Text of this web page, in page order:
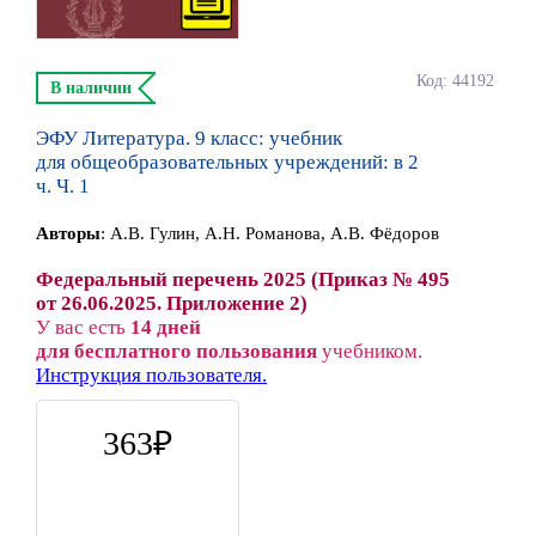
Код: 44192
В наличии
ЭФУ Литература. 9 класс: учебник
для общеобразовательных учреждений: в 2
ч. Ч. 1
Авторы: А.В. Гулин, А.Н. Романова, А.В. Фёдоров
Федеральный перечень 2025 (Приказ № 495
от 26.06.2025. Приложение 2)
У вас есть 14 дней
для бесплатного пользования учебником.
Инструкция пользователя.
363